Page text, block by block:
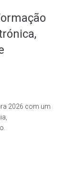
2026 com um